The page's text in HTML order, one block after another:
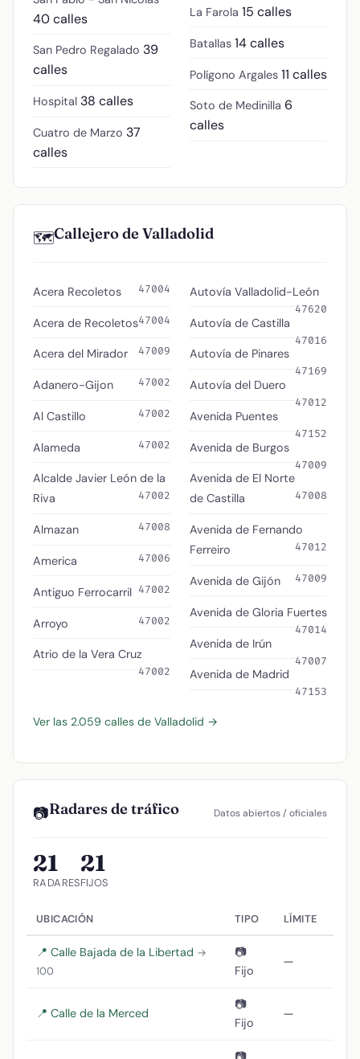
40 calles
San Pedro Regalado 39
calles
Hospital 38 calles
Cuatro de Marzo 37
calles
La Farola 15 calles
Batallas 14 calles
Polígono Argales 11 calles
Soto de Medinilla 6
calles
🗺️Callejero de Valladolid
Acera Recoletos 47004
Acera de Recoletos47004
Acera del Mirador 47009
Adanero-Gijon 47002
Al Castillo 47002
Alameda 47002
Alcalde Javier León de la
Riva
47002
Almazan 47008
America 47006
Antiguo Ferrocarril 47002
Arroyo 47002
Atrio de la Vera Cruz
47002
Autovía Valladolid-León
47620
Autovía de Castilla
47016
Autovía de Pinares
47169
Autovía del Duero
47012
Avenida Puentes
47152
Avenida de Burgos
47009
Avenida de El Norte
de Castilla
47008
Avenida de Fernando
Ferreiro
47012
Avenida de Gijón 47009
Avenida de Gloria Fuertes
47014
Avenida de Irún
47007
Avenida de Madrid
47153
Ver las 2.059 calles de Valladolid →
📷Radares de tráfico Datos abiertos / oficiales
21
RADARES
21
FIJOS
UBICACIÓN TIPO LÍMITE
📍 Calle Bajada de la Libertad →
100
📷
Fijo
—
📍 Calle de la Merced
📷
Fijo
—